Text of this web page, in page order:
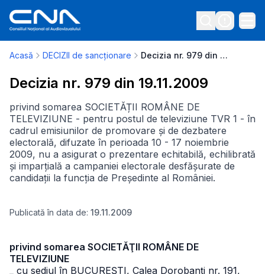
Acasă DECIZII de sancționare Decizia nr. 979 din 19.11.2009
Decizia nr. 979 din 19.11.2009
privind somarea SOCIETĂȚII ROMÂNE DE
TELEVIZIUNE - pentru postul de televiziune TVR 1 - în
cadrul emisiunilor de promovare și de dezbatere
electorală, difuzate în perioada 10 - 17 noiembrie
2009, nu a asigurat o prezentare echitabilă, echilibrată
și imparțială a campaniei electorale desfășurate de
candidații la funcția de Președinte al României.
Publicată în data de: 19.11.2009
privind somarea SOCIETĂŢII ROMÂNE DE
TELEVIZIUNE
_ cu sediul în BUCUREŞTI, Calea Dorobanţi nr. 191,